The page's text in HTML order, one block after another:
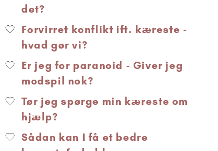
det?
Forvirret konflikt ift. kæreste -
hvad gør vi?
Er jeg for paranoid - Giver jeg
modspil nok?
Tør jeg spørge min kæreste om
hjælp?
Sådan kan I få et bedre